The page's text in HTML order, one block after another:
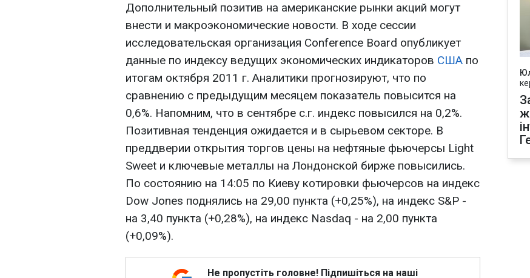
Дополнительный позитив на американские рынки акций могут
внести и макроэкономические новости. В ходе сессии
исследовательская организация Conference Board опубликует
данные по индексу ведущих экономических индикаторов США по
итогам октября 2011 г. Аналитики прогнозируют, что по
сравнению с предыдущим месяцем показатель повысится на
0,6%. Напомним, что в сентябре с.г. индекс повысился на 0,2%.
Позитивная тенденция ожидается и в сырьевом секторе. В
преддверии открытия торгов цены на нефтяные фьючерсы Light
Sweet и ключевые металлы на Лондонской бирже повысились.
По состоянию на 14:05 по Киеву котировки фьючерсов на индекс
Dow Jones поднялись на 29,00 пункта (+0,25%), на индекс S&P -
на 3,40 пункта (+0,28%), на индекс Nasdaq - на 2,00 пункта
(+0,09%).
Не пропустіть головне! Підпишіться на наші